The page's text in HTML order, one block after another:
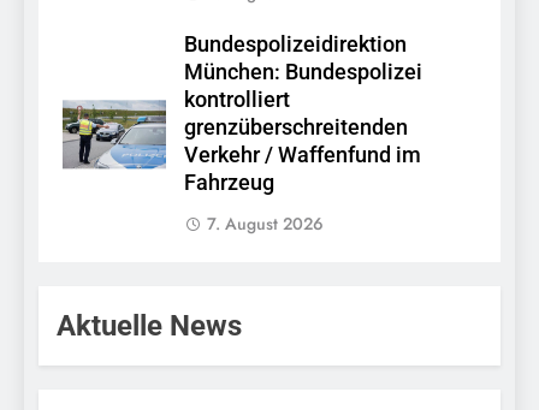
Bundespolizeidirektion
München: Bundespolizei
kontrolliert
grenzüberschreitenden
Verkehr / Waffenfund im
Fahrzeug
7. August 2026
Aktuelle News